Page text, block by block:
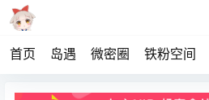
首页 岛遇 微密圈 铁粉空间